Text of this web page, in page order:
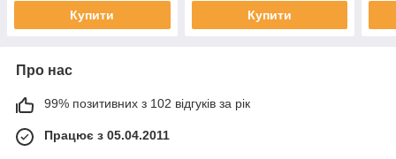
Купити Купити
Про нас
99% позитивних з 102 відгуків за рік
Працює з 05.04.2011